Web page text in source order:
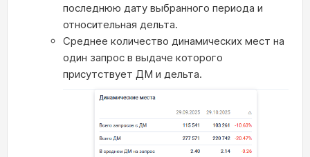
последнюю дату выбранного периода и
относительная дельта.
Среднее количество динамических мест на
один запрос в выдаче которого
присутствует ДМ и дельта.